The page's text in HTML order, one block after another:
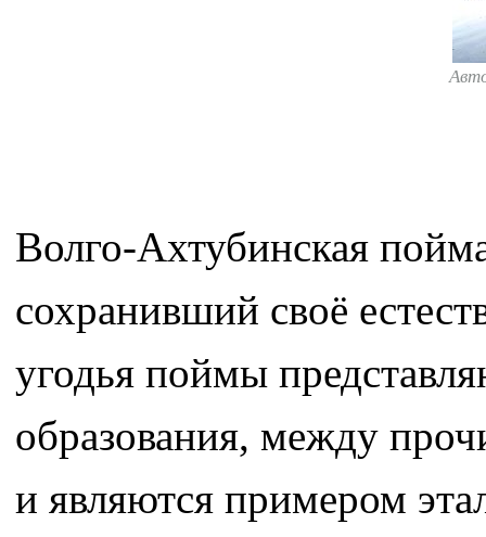
Волго-Ахтубинская
сохранивший своё
угодья поймы
образования, между
и являются примером